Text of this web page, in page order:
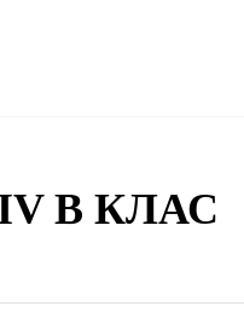
В КЛАС